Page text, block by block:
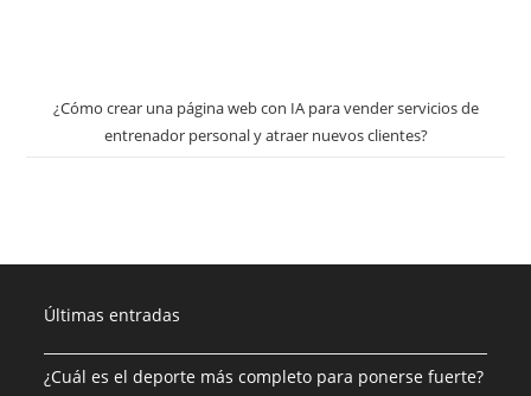
¿Cómo crear una página web con IA para vender servicios de
entrenador personal y atraer nuevos clientes?
Últimas entradas
¿Cuál es el deporte más completo para ponerse fuerte?